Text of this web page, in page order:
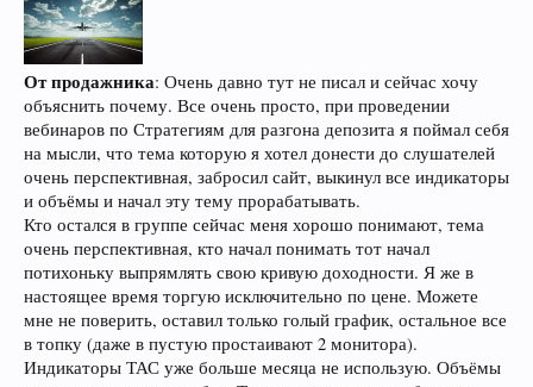
От продажника: Очень давно тут не писал и сейчас хочу
объяснить почему. Все очень просто, при проведении
вебинаров по Стратегиям для разгона депозита я поймал себя
на мысли, что тема которую я хотел донести до слушателей
очень перспективная, забросил сайт, выкинул все индикаторы
и объёмы и начал эту тему прорабатывать.
Кто остался в группе сейчас меня хорошо понимают, тема
очень перспективная, кто начал понимать тот начал
потихоньку выпрямлять свою кривую доходности. Я же в
настоящее время торгую исключительно по цене. Можете
мне не поверить, оставил только голый график, остальное все
в топку (даже в пустую простаивают 2 монитора).
Индикаторы ТАС уже больше месяца не использую. Объёмы